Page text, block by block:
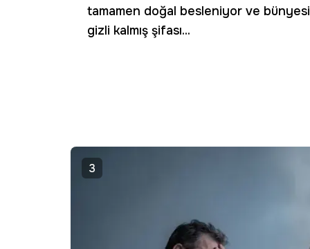
tamamen doğal besleniyor ve
gizli kalmış şifası...
3